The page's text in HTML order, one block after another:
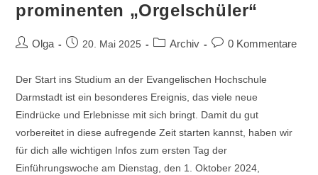
prominenten „Orgelschüler“
Olga 20. Mai 2025 Archiv 0 Kommentare
Der Start ins Studium an der Evangelischen Hochschule
Darmstadt ist ein besonderes Ereignis, das viele neue
Eindrücke und Erlebnisse mit sich bringt. Damit du gut
vorbereitet in diese aufregende Zeit starten kannst, haben wir
für dich alle wichtigen Infos zum ersten Tag der
Einführungswoche am Dienstag, den 1. Oktober 2024,